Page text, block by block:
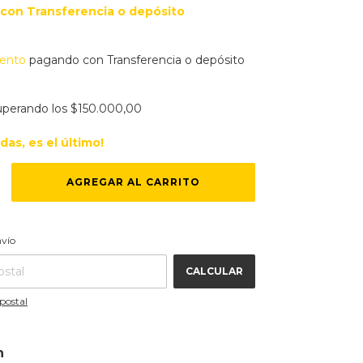
con Transferencia o depósito
pagando con Transferencia o depósito
los $150.000,00
es el último!
CALCULAR